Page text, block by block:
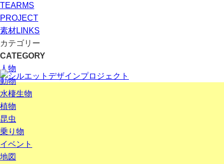
TEARMS
PROJECT
素材LINKS
カテゴリー
CATEGORY
人物
動物
水棲生物
植物
昆虫
乗り物
イベント
地図